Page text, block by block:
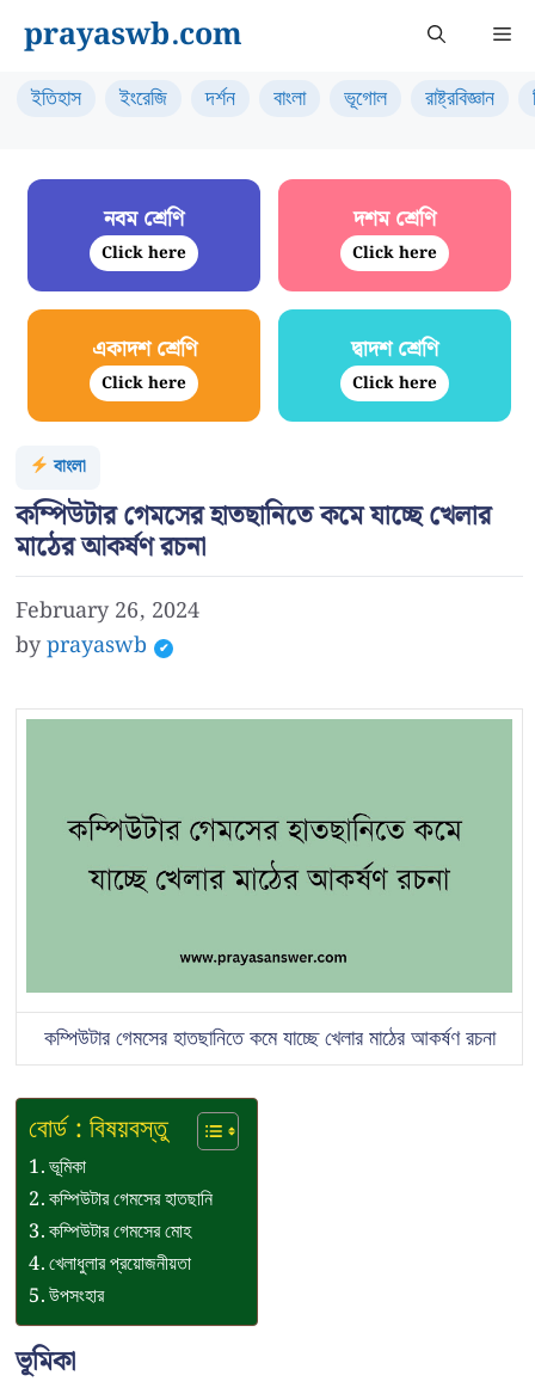
content
prayaswb.com
ইতিহাস ইংরেজি দর্শন বাংলা ভূগোল রাষ্ট্রবিজ্ঞান
নবম শ্রেণি
Click here
দশম শ্রেণি
Click here
একাদশ শ্রেণি
Click here
দ্বাদশ শ্রেণি
Click here
বাংলা
কম্পিউটার গেমসের হাতছানিতে কমে যাচ্ছে খেলার
মাঠের আকর্ষণ রচনা
February 26, 2024
byprayaswb
কম্পিউটার গেমসের হাতছানিতে কমে যাচ্ছে খেলার মাঠের আকর্ষণ রচনা
বোর্ড : বিষয়বস্তু
ভূমিকা
কম্পিউটার গেমসের হাতছানি
কম্পিউটার গেমসের মোহ
খেলাধুলার প্রয়োজনীয়তা
উপসংহার
ভূমিকা